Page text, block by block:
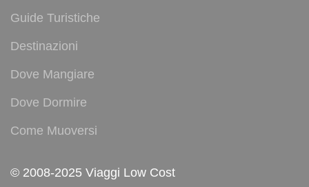
Guide Turistiche
Destinazioni
Dove Mangiare
Dove Dormire
Come Muoversi
© 2008-2025 Viaggi Low Cost